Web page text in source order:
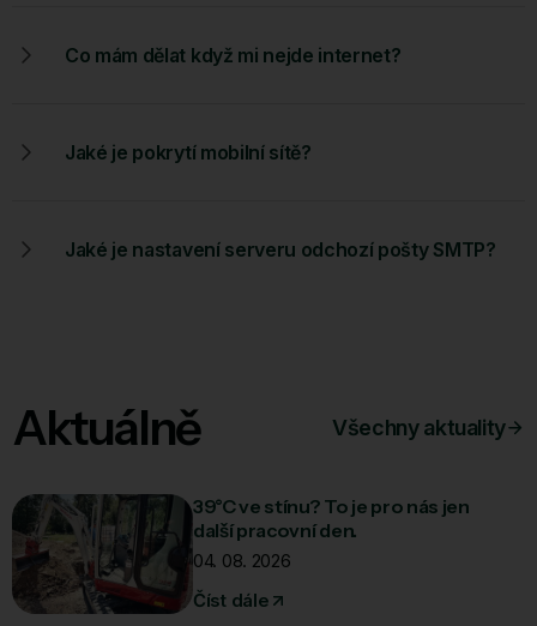
Co mám dělat když mi nejde internet?
Jaké je pokrytí mobilní sítě?
Jaké je nastavení serveru odchozí pošty SMTP?
Aktuálně Všechny aktuality
39°C ve stínu? To je pro nás jen
další pracovní den.
04. 08. 2026
Číst dále